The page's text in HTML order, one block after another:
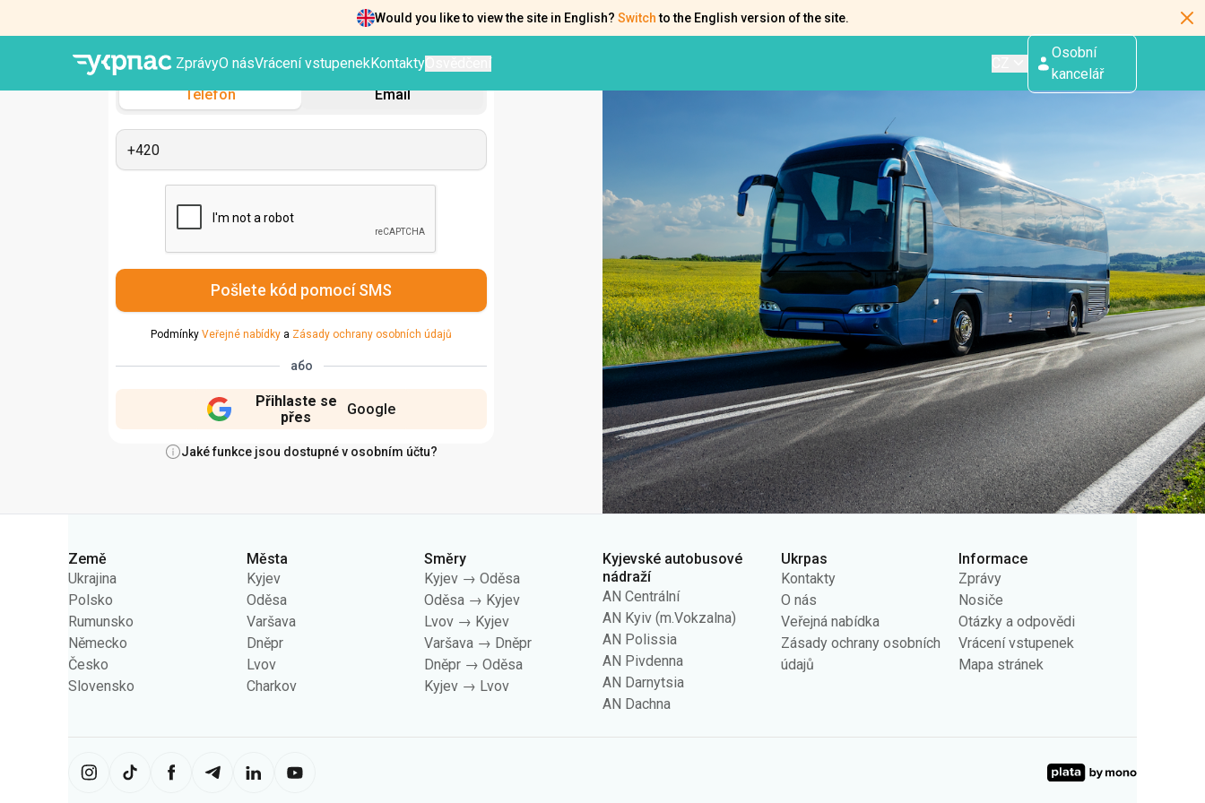
Would you like to view the site in English? Switch to the English version of the site.
ZprávyO násVrácení vstupenekKontakty
Osobní
kancelář
Telefon
Email
Pošlete kód pomocí SMS
Podmínky Veřejné nabídky a Zásady ochrany osobních údajů
або
Přihlaste se
přes
Google
Jaké funkce jsou dostupné v osobním účtu?
Kategorie
Země
Ukrajina
Polsko
Rumunsko
Německo
Česko
Slovensko
Města
Kyjev
Oděsa
Varšava
Dněpr
Lvov
Charkov
Směry
Kyjev → Oděsa
Oděsa → Kyjev
Lvov → Kyjev
Varšava → Dněpr
Dněpr → Oděsa
Kyjev → Lvov
Kyjevské autobusové
nádraží
AN Centrální
AN Kyiv (m.Vokzalna)
AN Polissia
AN Pivdenna
AN Darnytsia
AN Dachna
Ukrpas
Kontakty
O nás
Veřejná nabídka
Zásady ochrany osobních
údajů
Informace
Zprávy
Nosiče
Otázky a odpovědi
Vrácení vstupenek
Mapa stránek